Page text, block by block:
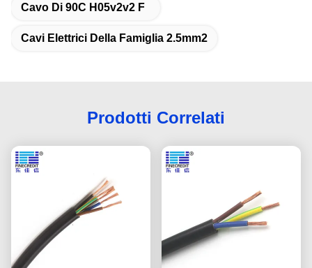
Cavo Di 90C H05v2v2 F
Cavi Elettrici Della Famiglia 2.5mm2
Prodotti Correlati